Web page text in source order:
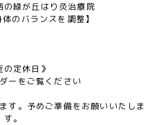
の緑が丘はり灸治療院
のバランスを調整】
の定休日》
ーをご覧ください
す。予めご準備をお願いいたしま
す。